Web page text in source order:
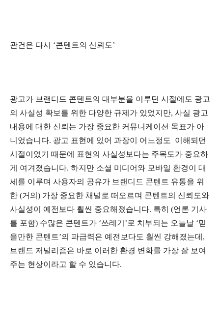
관건은 다시 ‘콘텐트의 신뢰도’
광고가 브랜디드 콘텐트의 대부분을 이루던 시절에도 광고
의 사실성 확보를 위한 다양한 규제가 있었지만, 사실 광고
내용에 대한 신뢰는 가장 중요한 커뮤니케이션 목표가 아
니었습니다. 광고 표현에 있어 과장이 어느정도 이해되던
시절이었기 때문에 표현의 사실성보다는 주목도가 중요하
게 여겨졌습니다. 하지만 소셜 미디어와 모바일 환경이 대
세를 이루며 사용자의 공유가 브랜디드 콘텐트 유통을 위
한 (거의) 가장 중요한 채널로 떠오르며 콘텐트의 신뢰도와
사실성이 예전보다 훨씬 중요해졌습니다. 특히 (언론 기사
를 포함) 수많은 콘텐트가 ‘쓰레기’로 치부되는 오늘날 ‘믿
을만한 콘텐트’의 파급력은 예전보다도 훨씬 강해졌는데,
브랜드 저널리즘은 바로 이러한 환경 변화를 가장 잘 보여
주는 현상이라고 할 수 있습니다.